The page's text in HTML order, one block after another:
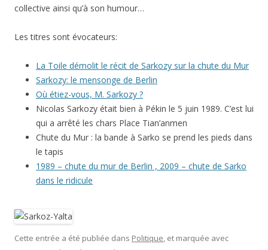
collective ainsi qu’à son humour…
Les titres sont évocateurs:
La Toile démolit le récit de Sarkozy sur la chute du Mur
Sarkozy: le mensonge de Berlin
Où étiez-vous, M. Sarkozy ?
Nicolas Sarkozy était bien à Pékin le 5 juin 1989. C’est lui
qui a arrêté les chars Place Tian’anmen
Chute du Mur : la bande à Sarko se prend les pieds dans
le tapis
1989 – chute du mur de Berlin , 2009 – chute de Sarko
dans le ridicule
Cette entrée a été publiée dans Politique, et marquée avec